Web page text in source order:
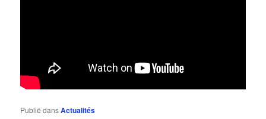
Publié dansActualités